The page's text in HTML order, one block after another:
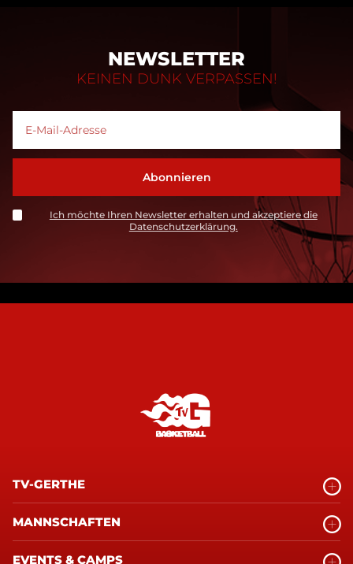
NEWSLETTER
KEINEN DUNK VERPASSEN!
Ich möchte Ihren Newsletter erhalten und akzeptiere die
Datenschutzerklärung.
TV-GERTHE
MANNSCHAFTEN
EVENTS & CAMPS